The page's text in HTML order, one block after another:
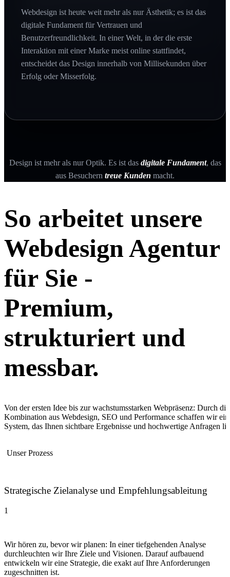
Webdesign ist heute weit mehr als nur Ästhetik; es ist das
digitale Fundament für Vertrauen und
Benutzerfreundlichkeit. In einer Welt, in der die erste
Interaktion mit einer Marke meist online stattfindet,
entscheidet das Design innerhalb von Millisekunden über
Erfolg oder Misserfolg.
Zielgruppe genau im Moment des Interesses abholt.
Design ist mehr als nur Optik. Es ist das digitale Fundament, das
aus Besuchern treue Kunden macht.
So arbeitet unsere
Webdesign Agentur
für Sie -
Premium,
strukturiert und
messbar.
Von der ersten Idee bis zur wachstumsstarken Webpräsenz: Durch die
Kombination aus Webdesign, SEO und Performance schaffen wir ein
System, das Ihnen sichtbare Ergebnisse und hochwertige Anfragen
Unser Prozess
Strategische Zielanalyse und Empfehlungsableitung
1
Wir hören zu, bevor wir planen: In einer tiefgehenden Analyse
durchleuchten wir Ihre Ziele und Visionen. Darauf aufbauend
entwickeln wir eine Strategie, die exakt auf Ihre Anforderungen
zugeschnitten ist.